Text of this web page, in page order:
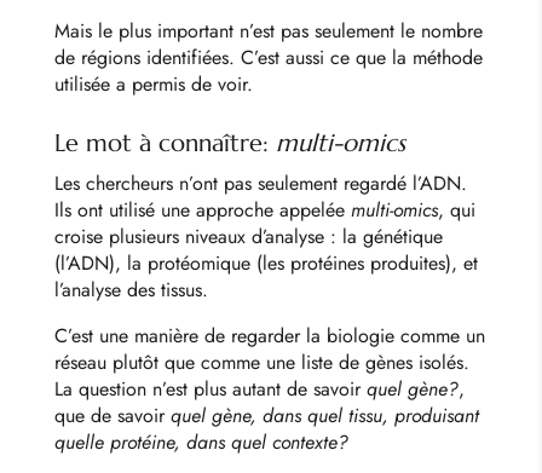
Mais le plus important n’est pas seulement le nombre
de régions identifiées. C’est aussi ce que la méthode
utilisée a permis de voir.
Le mot à connaître: multi-omics
Les chercheurs n’ont pas seulement regardé l’ADN.
Ils ont utilisé une approche appelée multi-omics, qui
croise plusieurs niveaux d’analyse : la génétique
(l’ADN), la protéomique (les protéines produites), et
l’analyse des tissus.
C’est une manière de regarder la biologie comme un
réseau plutôt que comme une liste de gènes isolés.
La question n’est plus autant de savoirquel gène?,
que de savoirquel gène, dans quel tissu, produisant
quelle protéine, dans quel contexte?